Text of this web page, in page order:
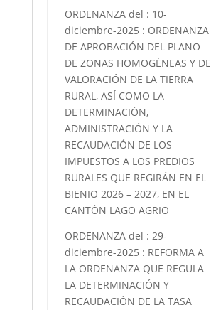
ORDENANZA del : 10-
diciembre-2025 : ORDENANZA
DE APROBACIÓN DEL PLANO
DE ZONAS HOMOGÉNEAS Y DE
VALORACIÓN DE LA TIERRA
RURAL, ASÍ COMO LA
DETERMINACIÓN,
ADMINISTRACIÓN Y LA
RECAUDACIÓN DE LOS
IMPUESTOS A LOS PREDIOS
RURALES QUE REGIRÁN EN EL
BIENIO 2026 – 2027, EN EL
CANTÓN LAGO AGRIO
ORDENANZA del : 29-
diciembre-2025 : REFORMA A
LA ORDENANZA QUE REGULA
LA DETERMINACIÓN Y
RECAUDACIÓN DE LA TASA